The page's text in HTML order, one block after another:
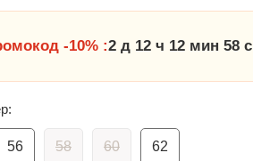
-10% :2 д 12 ч 12 мин 57 с
56 58 60 62